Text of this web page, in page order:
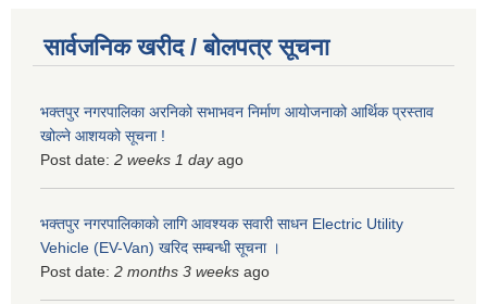
सार्वजनिक खरीद / बोलपत्र सूचना
भक्तपुर नगरपालिका अरनिको सभाभवन निर्माण आयोजनाको आर्थिक प्रस्ताव
खोल्ने आशयको सूचना !
Post date: 2 weeks 1 dayago
भक्तपुर नगरपालिकाकाे लागि आवश्यक सवारी साधन Electric Utility
Vehicle (EV-Van) खरिद सम्बन्धी सूचना ।
Post date: 2 months 3 weeks ago